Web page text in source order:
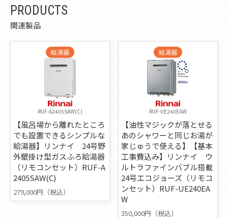
PRODUCTS
関連製品
給湯器
RUF-A2405SAW(C)
【風呂場から離れたところ
でも設置できるシンプルな
給湯器】リンナイ 24号野
外壁掛け型ガスふろ給湯器
（リモコンセット）RUF-A
2405SAW(C)
279,000円（税込）
給湯器
RUF-UE240EAW
【油性マジックが落とせる
あのシャワーと同じお湯が
家じゅうで使える】【基本
工事費込み】リンナイ ウ
ルトラファインバブル搭載
24号エコジョーズ（リモコ
ンセット）RUF-UE240EA
W
350,000円（税込）